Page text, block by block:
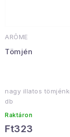
ARÔME
Tömjén
nagy illatos
db
Raktáron
Ft323